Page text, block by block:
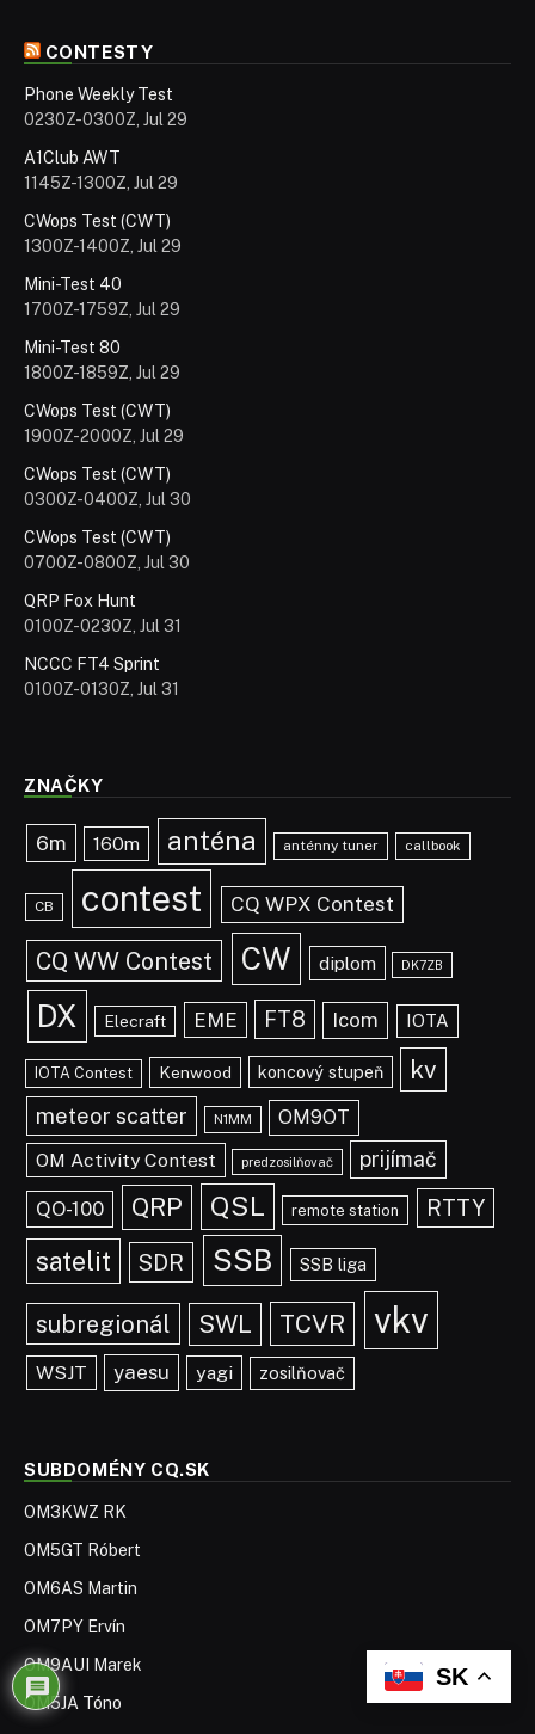
CONTESTY
Phone Weekly Test
0230Z-0300Z, Jul 29
A1Club AWT
1145Z-1300Z, Jul 29
CWops Test (CWT)
1300Z-1400Z, Jul 29
Mini-Test 40
1700Z-1759Z, Jul 29
Mini-Test 80
1800Z-1859Z, Jul 29
CWops Test (CWT)
1900Z-2000Z, Jul 29
CWops Test (CWT)
0300Z-0400Z, Jul 30
CWops Test (CWT)
0700Z-0800Z, Jul 30
QRP Fox Hunt
0100Z-0230Z, Jul 31
NCCC FT4 Sprint
0100Z-0130Z, Jul 31
ZNAČKY
6m 160m anténa anténny tuner callbook
CB contest CQ WPX Contest
CQ WW Contest CW diplom DK7ZB
DX Elecraft EME FT8 Icom IOTA
IOTA Contest Kenwood koncový stupeň kv
meteor scatter N1MM
OM9OT
OM Activity Contest
predzosilňovač prijímač
QO-100 QRP QSL remote station RTTY
satelit SDR SSB SSB liga
subregionál SWL TCVR vkv
WSJT yaesu yagi zosilňovač
SUBDOMÉNY CQ.SK
OM3KWZ RK
OM5GT Róbert
OM6AS Martin
OM7PY Ervín
OM9AUI Marek
OM5JA Tóno
SK